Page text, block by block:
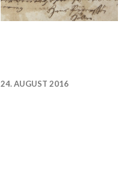
24. AUGUST 2016